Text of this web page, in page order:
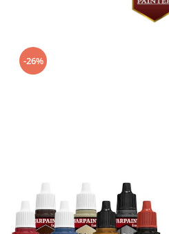
Party Games (jocuri de petrecere)
Smart Games
Puzzle-uri logice
Miniaturi HEROCLIX
Accesorii pentru boardgames
Protectii carti (Sleeves)
-26%